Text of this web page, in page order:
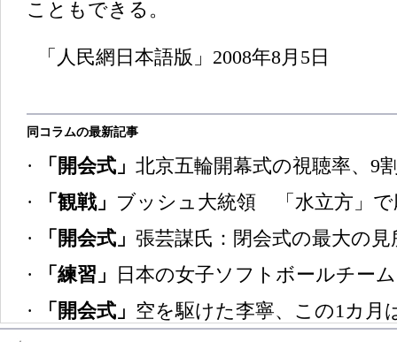
こともできる。
「人民網日本語版」2008年8月5日
同コラムの最新記事
· 「開会式」 北京五輪開幕式の視聴率、9
·
「観戦」 ブッシュ大統領 「水立方」で
·
「開会式」 張芸謀氏：閉会式の最大の
·
「練習」 日本の女子ソフトボールチー
·
「開会式」 空を駆けた李寧、この1カ月